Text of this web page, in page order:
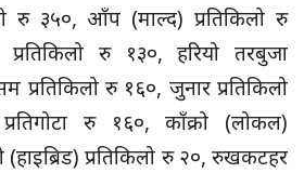
रु ३५०, आँप (माल्द) प्रतिकिलो रु
रु १३०, हरियो तरबुजा
प्रतिकिलो रु १६०, जुनार प्रतिकिलो
रु १६०, काँक्रो (लोकल)
(हाइब्रिड) प्रतिकिलो रु २०, रुखकटहर